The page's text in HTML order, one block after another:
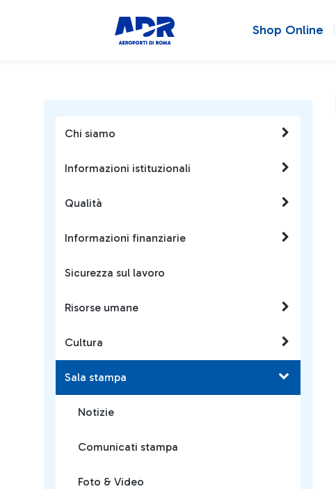
Shop Online
Chi siamo
Informazioni istituzionali
Qualità
Informazioni finanziarie
Sicurezza sul lavoro
Risorse umane
Cultura
Sala stampa
Notizie
Comunicati stampa
Foto & Video